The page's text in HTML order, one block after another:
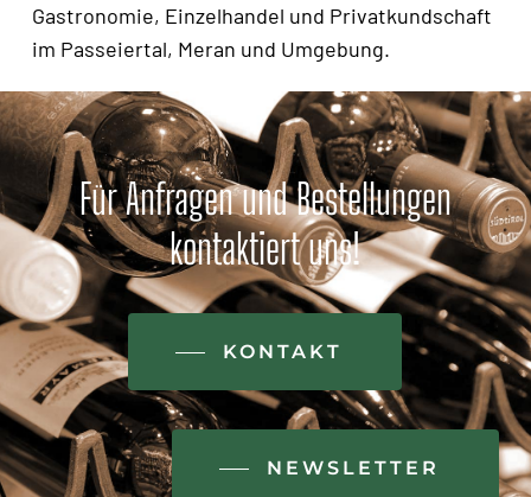
Gastronomie, Einzelhandel und Privatkundschaft
im Passeiertal, Meran und Umgebung.
FürAnfragenundBestellungen
kontaktiertuns!
KONTAKT
NEWSLETTER